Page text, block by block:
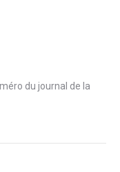
du journal de la